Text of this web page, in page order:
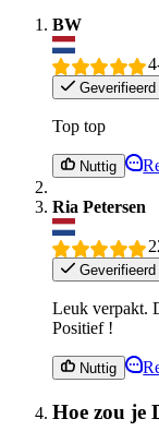
BW
Geverifieerd
Top top
Nuttig
Ria Petersen
Geverifieerd
Leuk verpakt.
Positief !
Nuttig
Hoe zou je